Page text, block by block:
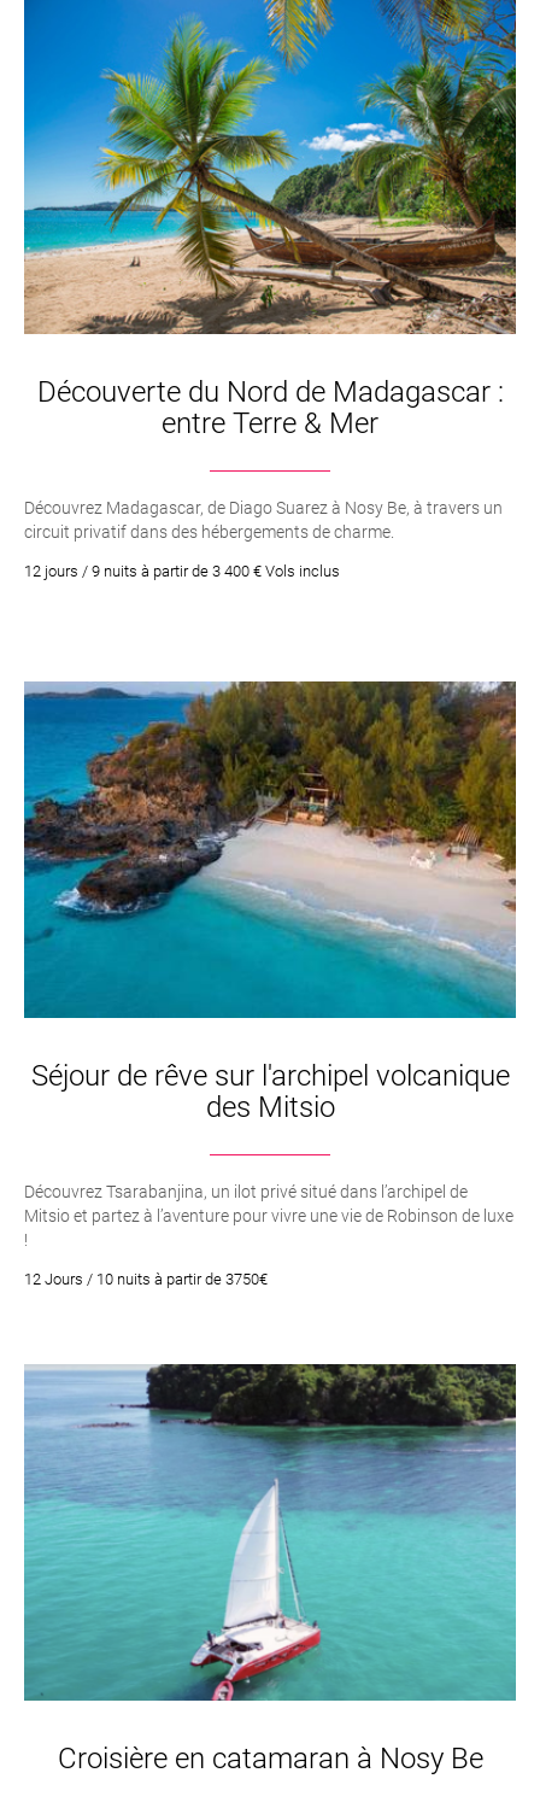
Découverte du Nord de Madagascar :
entre Terre & Mer
Découvrez Madagascar, de Diago Suarez à Nosy Be, à travers un
circuit privatif dans des hébergements de charme.
12 jours / 9 nuits à partir de 3 400 € Vols inclus
Séjour de rêve sur l'archipel volcanique
des Mitsio
Découvrez Tsarabanjina, un ilot privé situé dans l’archipel de
Mitsio et partez à l’aventure pour vivre une vie de Robinson de luxe
!
12 Jours / 10 nuits à partir de 3750€
Croisière en catamaran à Nosy Be